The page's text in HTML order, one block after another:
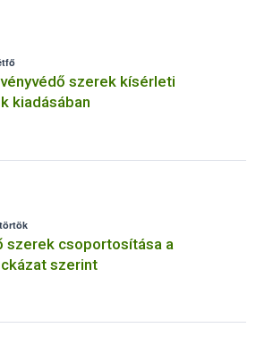
szerek kísérleti
kiadásában
szerek csoportosítása a
szerint